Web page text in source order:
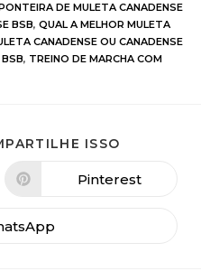
DE MULETA CANADENSE
BSB, QUAL A MELHOR MULETA
CANADENSE OU CANADENSE
, TREINO DE MARCHA COM
ISSO
Pinterest